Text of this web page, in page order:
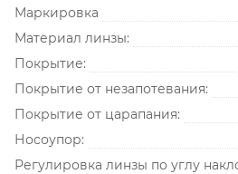
Маркировка
Материал линзы:
Покрытие:
Покрытие от незапотевания:
Покрытие от царапания:
Носоупор:
Регулировка линзы по углу